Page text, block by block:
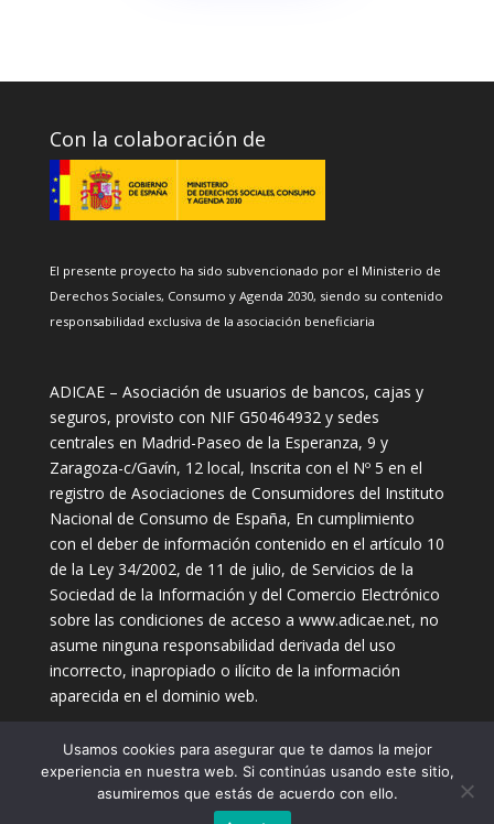
Con la colaboración de
El presente proyecto ha sido subvencionado por el Ministerio de
Derechos Sociales, Consumo y Agenda 2030, siendo su contenido
responsabilidad exclusiva de la asociación beneficiaria
ADICAE – Asociación de usuarios de bancos, cajas y
seguros, provisto con NIF G50464932 y sedes
centrales en Madrid-Paseo de la Esperanza, 9 y
Zaragoza-c/Gavín, 12 local, Inscrita con el Nº 5 en el
registro de Asociaciones de Consumidores del Instituto
Nacional de Consumo de España, En cumplimiento
con el deber de información contenido en el artículo 10
de la Ley 34/2002, de 11 de julio, de Servicios de la
Sociedad de la Información y del Comercio Electrónico
sobre las condiciones de acceso a www.adicae.net, no
asume ninguna responsabilidad derivada del uso
incorrecto, inapropiado o ilícito de la información
aparecida en el dominio web.
Usamos cookies para asegurar que te damos la mejor
experiencia en nuestra web. Si continúas usando este sitio,
asumiremos que estás de acuerdo con ello.